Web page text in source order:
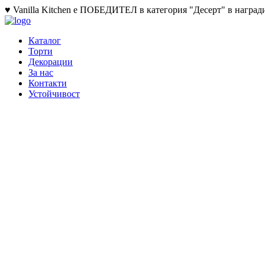
♥ Vanilla Kitchen е ПОБЕДИТЕЛ в категория "Десерт" в
Каталог
Торти
Декорации
За нас
Контакти
Устойчивост